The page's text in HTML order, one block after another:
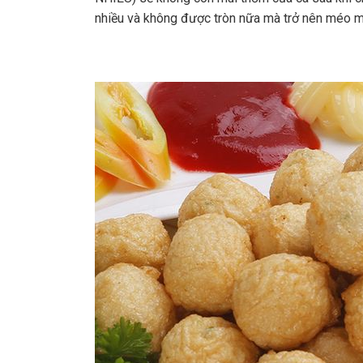
nhiều và không được tròn nữa mà trở nên méo